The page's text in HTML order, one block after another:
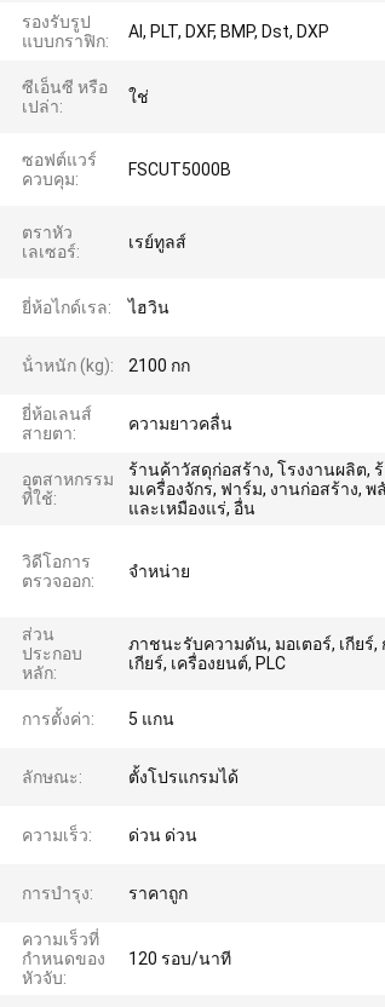
รองรับรูป
แบบกราฟิก:
AI, PLT, DXF, BMP, Dst, DXP
ซีเอ็นซี หรือ
เปล่า:
ใช่
ซอฟต์แวร์
ควบคุม:
FSCUT5000B
ตราหัว
เลเซอร์:
เรย์ทูลส์
ยี่ห้อไกด์เรล: ไฮวิน
น้ําหนัก (kg): 2100 กก
ยี่ห้อเลนส์
สายตา:
ความยาวคลื่น
อุตสาหกรรม
ที่ใช้:
ร้านค้าวัสดุก่อสร้าง, โรงงานผลิต,
มเครื่องจักร, ฟาร์ม, งานก่อสร้าง, พ
และเหมืองแร่, อื่น
วิดีโอการ
ตรวจออก:
จําหน่าย
ส่วน
ประกอบ
หลัก:
ภาชนะรับความดัน, มอเตอร์, เกียร์,
เกียร์, เครื่องยนต์, PLC
การตั้งค่า: 5 แกน
ลักษณะ: ตั้งโปรแกรมได้
ความเร็ว: ด่วน ด่วน
การบํารุง: ราคาถูก
ความเร็วที่
กำหนดของ
หัวจับ:
120 รอบ/นาที